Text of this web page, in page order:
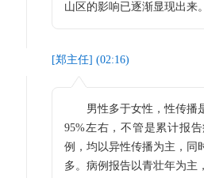
山区的影响已逐渐显现出来。
[郑主任] (02:16)
男性多于女性，性传播
95%左右，不管是累计报
例，均以异性传播为主，同
多。病例报告以青壮年为主